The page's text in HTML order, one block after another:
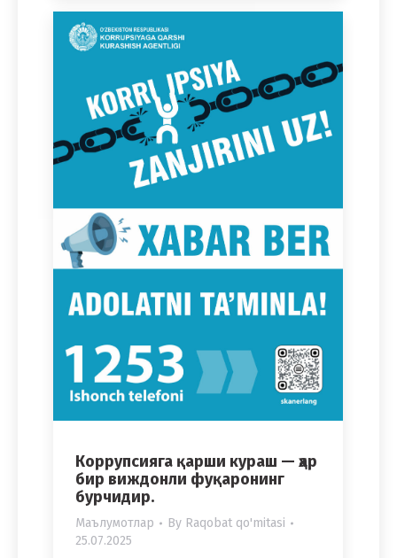
Коррупсияга қарши кураш — ҳар
бир виждонли фуқаронинг
бурчидир.
Маълумотлар By Raqobat qo'mitasi
25.07.2025